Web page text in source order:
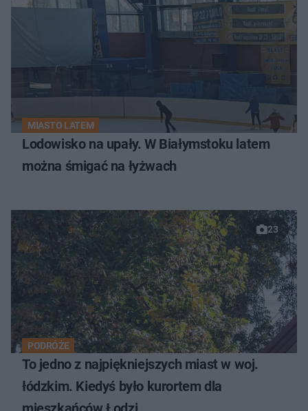
MIASTO LATEM
Lodowisko na upały. W Białymstoku latem
można śmigać na łyżwach
23
PODRÓŻE
To jedno z najpiękniejszych miast w woj.
łódzkim. Kiedyś było kurortem dla